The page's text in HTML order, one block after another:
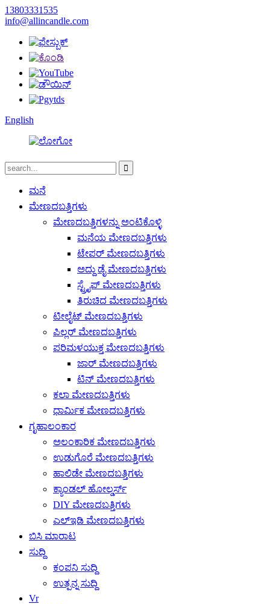
13803331535
info@allincandle.com
English
ಮನೆ
ಮೇಣದಬತ್ತಿಗಳು
ಮೇಣದಬತ್ತಿಗಳನ್ನು ಅಂಟಿಕೊಳ್ಳಿ
ಮನೆಯ ಮೇಣದಬತ್ತಿಗಳು
ಟೇಪರ್ ಮೇಣದಬತ್ತಿಗಳು
ಅದ್ದು ಡೈ ಮೇಣದಬತ್ತಿಗಳು
ಸ್ಟ್ರೈಪ್ ಮೇಣದಬತ್ತಿಗಳು
ತಿರುಚಿದ ಮೇಣದಬತ್ತಿಗಳು
ಟೀಲೈಟ್ ಮೇಣದಬತ್ತಿಗಳು
ಪಿಲ್ಲರ್ ಮೇಣದಬತ್ತಿಗಳು
ಪರಿಮಳಯುಕ್ತ ಮೇಣದಬತ್ತಿಗಳು
ಜಾರ್ ಮೇಣದಬತ್ತಿಗಳು
ಟಿನ್ ಮೇಣದಬತ್ತಿಗಳು
ಕಲಾ ಮೇಣದಬತ್ತಿಗಳು
ಧಾರ್ಮಿಕ ಮೇಣದಬತ್ತಿಗಳು
ಗೃಹಾಲಂಕಾರ
ಅಲಂಕಾರಿಕ ಮೇಣದಬತ್ತಿಗಳು
ಉಡುಗೊರೆ ಮೇಣದಬತ್ತಿಗಳು
ಹಾಲಿಡೇ ಮೇಣದಬತ್ತಿಗಳು
ಕ್ಯಾಂಡಲ್ ಹೋಲ್ಡರ್ಸ್
DIY ಮೇಣದಬತ್ತಿಗಳು
ಎಲ್ಇಡಿ ಮೇಣದಬತ್ತಿಗಳು
ಬಿಸಿ ಮಾರಾಟ
ಸುದ್ದಿ
ಕಂಪನಿ ಸುದ್ದಿ
ಉತ್ಪನ್ನ ಸುದ್ದಿ
Vr